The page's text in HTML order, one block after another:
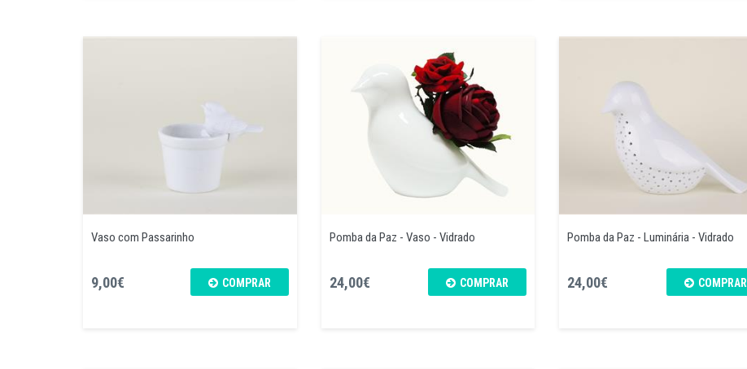
Vaso com Passarinho
9,00€ COMPRAR
Pomba da Paz - Vaso - Vidrado
24,00€ COMPRAR
Pomba da Paz - Luminária - Vidrado
24,00€ COMPRAR